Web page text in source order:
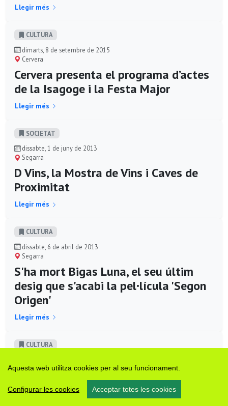
Aquesta web utilitza cookies per al seu funcionament.
Configurar les cookies Acceptar totes les cookies
Llegir més
CULTURA
dimarts, 8 de setembre de 2015
Cervera
Cervera presenta el programa d’actes
de la Isagoge i la Festa Major
Llegir més
SOCIETAT
dissabte, 1 de juny de 2013
Segarra
D Vins, la Mostra de Vins i Caves de
Proximitat
Llegir més
CULTURA
dissabte, 6 de abril de 2013
Segarra
S'ha mort Bigas Luna, el seu últim
desig que s'acabi la pel·lícula 'Segon
Origen'
Llegir més
CULTURA
Calaf
Concert de Amants de Lulú